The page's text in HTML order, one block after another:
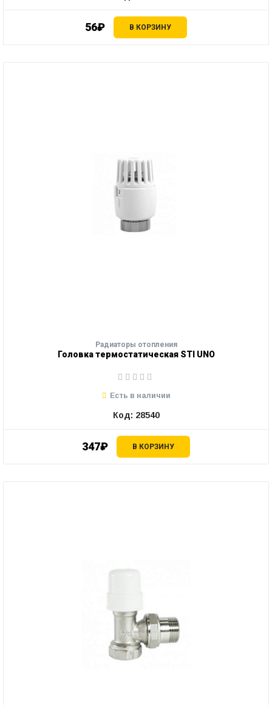
56₽ В КОРЗИНУ
Радиаторы отопления
Головка термостатическая STI UNO
347₽ В КОРЗИНУ
Есть в наличии
Код: 28540